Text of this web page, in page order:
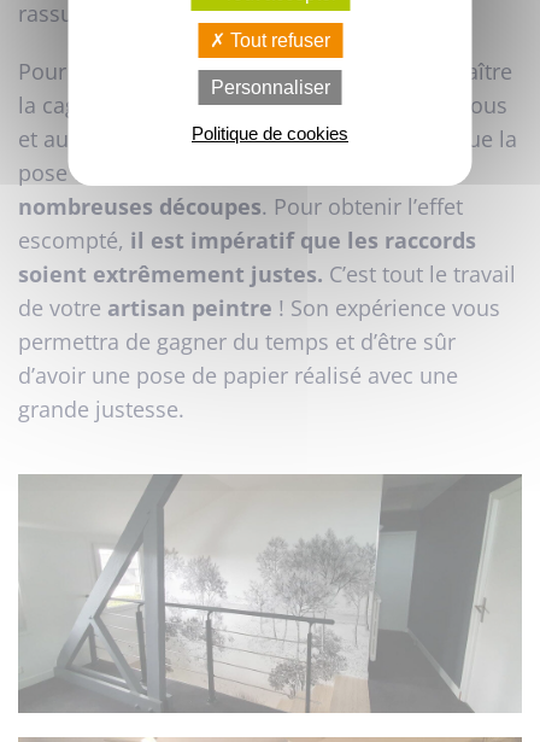
rassurez-vous, il est résistant et lavable.
Pour accentuer la perspective et faire disparaître
la cage d’escalier, nous l'avons posé en dessous
et au-dessus de l'escalier. L’escalier complique la
pose du papier, puisqu’il oblige à de
nombreuses découpes. Pour obtenir l’effet
escompté, il est impératif que les raccords
soient extrêmement justes. C’est tout le travail
de votre artisan peintre ! Son expérience vous
permettra de gagner du temps et d’être sûr
d’avoir une pose de papier réalisé avec une
grande justesse.
Tout refuser
Personnaliser
Politique de cookies